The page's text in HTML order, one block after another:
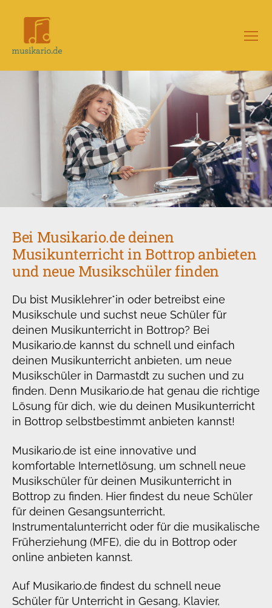
–
Portal
Musikunterricht
Bei Musikario.de deinen
Musikunterricht in Bottrop anbieten
und neue Musikschüler finden
Du bist Musiklehrer*in oder betreibst eine
Musikschule und suchst neue Schüler für
deinen Musikunterricht in Bottrop? Bei
Musikario.de kannst du schnell und einfach
deinen Musikunterricht anbieten, um neue
Musikschüler in Darmastdt zu suchen und zu
finden. Denn Musikario.de hat genau die richtige
Lösung für dich, wie du deinen Musikunterricht
in Bottrop selbstbestimmt anbieten kannst!
Musikario.de ist eine innovative und
komfortable Internetlösung, um schnell neue
Musikschüler für deinen Musikunterricht in
Bottrop zu finden. Hier findest du neue Schüler
für deinen Gesangsunterricht,
Instrumentalunterricht oder für die musikalische
Früherziehung (MFE), die du in Bottrop oder
online anbieten kannst.
Auf Musikario.de findest du schnell neue
Schüler für Unterricht in Gesang, Klavier,